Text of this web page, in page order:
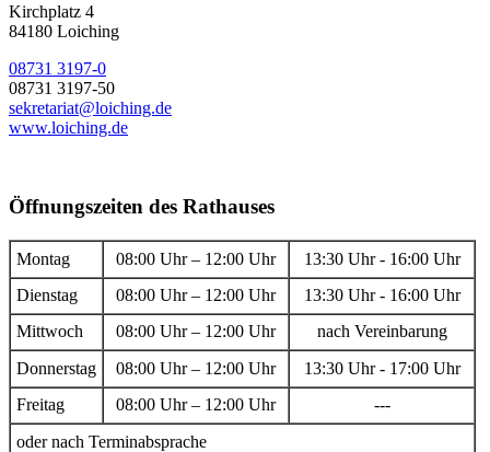
Kirchplatz 4
84180 Loiching
08731 3197-0
08731 3197-50
sekretariat@loiching.de
www.loiching.de
Öffnungszeiten des Rathauses
Montag 08:00 Uhr – 12:00 Uhr
13:30 Uhr - 16:00 Uhr
Dienstag
08:00 Uhr – 12:00 Uhr
13:30 Uhr - 16:00 Uhr
Mittwoch
08:00 Uhr – 12:00 Uhr
nach Vereinbarung
Donnerstag
08:00 Uhr – 12:00 Uhr
13:30 Uhr - 17:00 Uhr
Freitag
08:00 Uhr – 12:00 Uhr
---
oder nach Terminabsprache